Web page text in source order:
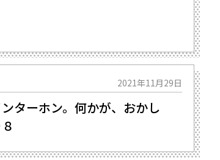
2021年11月29日
ターホン。何かが、おかし